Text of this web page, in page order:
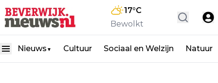
17°C
Bewolkt
Nieuws ▼ Cultuur Sociaal en Welzijn Natuur